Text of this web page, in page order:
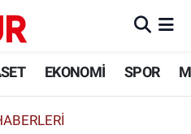
EKONOMİ SPOR